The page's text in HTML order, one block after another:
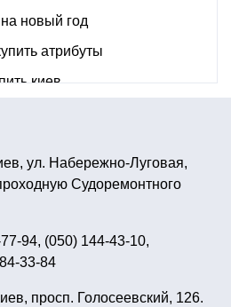
новый год
атрибуты
киев
поттера для взрослых
вечеринки
тематике
ул. Набережно-Луговая,
Судоремонтного
94, (050) 144-43-10,
33-84
просп. Голосеевский, 126.